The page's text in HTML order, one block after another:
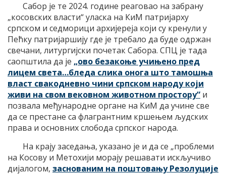
Сабор је те 2024. године реаговао на забрану
„косовских власти“ уласка на КиМ патријарху
српском и седморици архијереја који су кренули у
Пећку патријаршију где је требало да буде одржан
свечани, литургијски почетак Сабора. СПЦ је тада
саопштила да је „ово безакоње учињено пред
лицем света…бледа слика онога што тамошња
власт свакодневно чини српском народу који
живи на свом вековном животном простору“ и
позвала међународне органе на КиМ да учине све
да се престане са флагрантним кршењем људских
права и основних слобода српског народа.
На крају заседања, указано је и да се „проблеми
на Косову и Метохији морају решавати искључиво
дијалогом, заснованим на поштовању Резолуције